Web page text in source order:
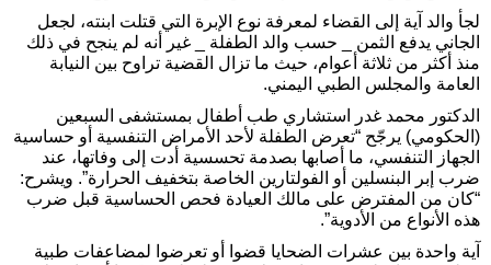
لجأ والد آية إلى القضاء لمعرفة نوع الإبرة التي قتلت ابنته، لجعل
الجاني يدفع الثمن _ حسب والد الطفلة _ غير أنه لم ينجح في ذلك
منذ أكثر من ثلاثة أعوام، حيث ما تزال القضية تراوح بين النيابة
العامة والمجلس الطبي اليمني.
الدكتور محمد غدر استشاري طب أطفال بمستشفى السبعين
(الحكومي) يرجّح “تعرض الطفلة لأحد الأمراض التنفسية أو حساسية
الجهاز التنفسي، ما أصابها بصدمة تحسسية أدت إلى وفاتها، عند
ضرب إبر البنسلين أو الفولتارين الخاصة بتخفيف الحرارة”. ويشرح:
“كان من المفترض على مالك العيادة فحص الحساسية قبل ضرب
هذه الأنواع من الأدوية”.
آية واحدة بين عشرات الضحايا قضوا أو تعرضوا لمضاعفات طبية